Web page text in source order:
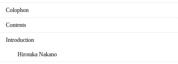
Colophon
Contents
Introduction
Hirotaka Nakano